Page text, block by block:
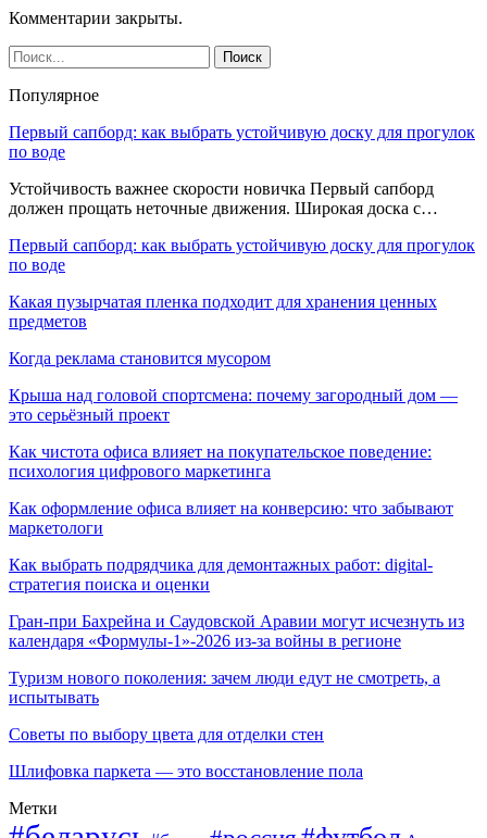
Комментарии закрыты.
Популярное
Первый сапборд: как выбрать устойчивую доску для прогулок
по воде
Устойчивость важнее скорости новичка Первый сапборд
должен прощать неточные движения. Широкая доска с…
Первый сапборд: как выбрать устойчивую доску для прогулок
по воде
Какая пузырчатая пленка подходит для хранения ценных
предметов
Когда реклама становится мусором
Крыша над головой спортсмена: почему загородный дом —
это серьёзный проект
Как чистота офиса влияет на покупательское поведение:
психология цифрового маркетинга
Как оформление офиса влияет на конверсию: что забывают
маркетологи
Как выбрать подрядчика для демонтажных работ: digital-
стратегия поиска и оценки
Гран-при Бахрейна и Саудовской Аравии могут исчезнуть из
календаря «Формулы-1»-2026 из-за войны в регионе
Туризм нового поколения: зачем люди едут не смотреть, а
испытывать
Советы по выбору цвета для отделки стен
Шлифовка паркета — это восстановление пола
Метки